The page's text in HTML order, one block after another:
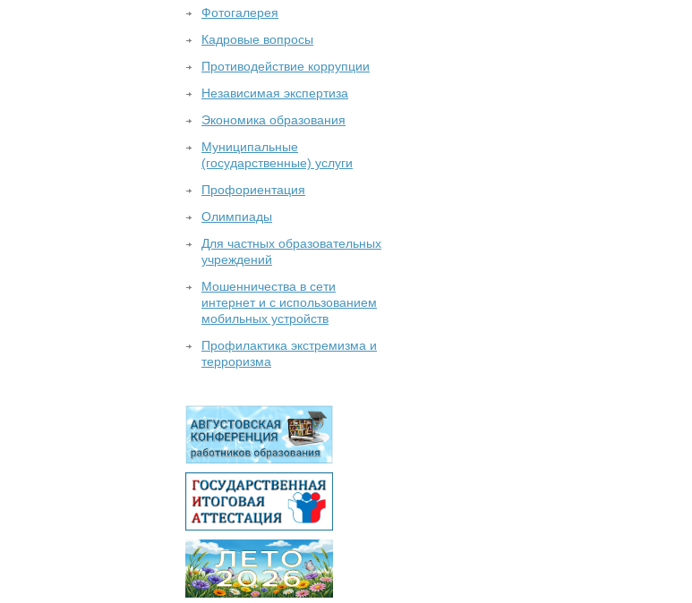
Фотогалерея
Кадровые вопросы
Противодействие коррупции
Независимая экспертиза
Экономика образования
Муниципальные
(государственные) услуги
Профориентация
Олимпиады
Для частных образовательных
учреждений
Мошенничества в сети
интернет и с использованием
мобильных устройств
Профилактика экстремизма и
терроризма